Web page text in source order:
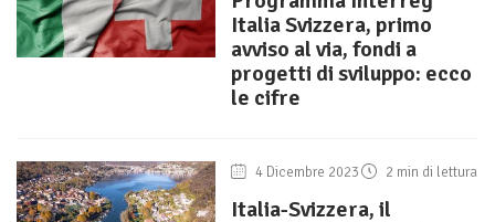
Italia Svizzera, primo
avviso al via, fondi a
progetti di sviluppo: ecco
le cifre
4 Dicembre 2023 2 min di lettura
Italia-Svizzera, il